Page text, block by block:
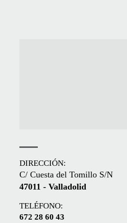
DIRECCIÓN:
C/ Cuesta del Tomillo S/N
47011 - Valladolid
TELÉFONO:
672 28 60 43